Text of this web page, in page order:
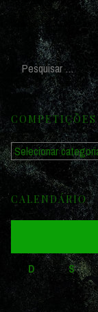
COMPETIÇÕES
Competições
CALENDÁRIO
D S